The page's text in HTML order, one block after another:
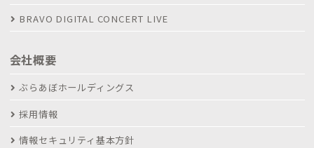
BRAVO DIGITAL CONCERT LIVE
会社概要
ぶらあぼホールディングス
採用情報
情報セキュリティ基本方針